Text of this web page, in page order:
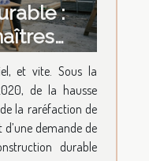
:
leurs
et vite. Sous la
de la hausse
la raréfaction de
demande de
durable